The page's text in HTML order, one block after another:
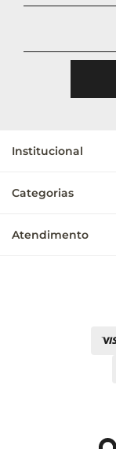
Institucional
Categorias
Atendimento